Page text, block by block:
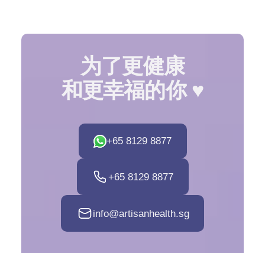
为了更健康
和更幸福的你 ♥️
+65 8129 8877
+65 8129 8877
info@artisanhealth.sg